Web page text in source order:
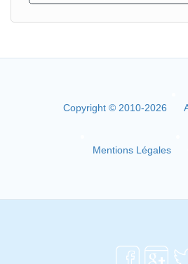
Copyright © 2010-2026
Mentions Légales